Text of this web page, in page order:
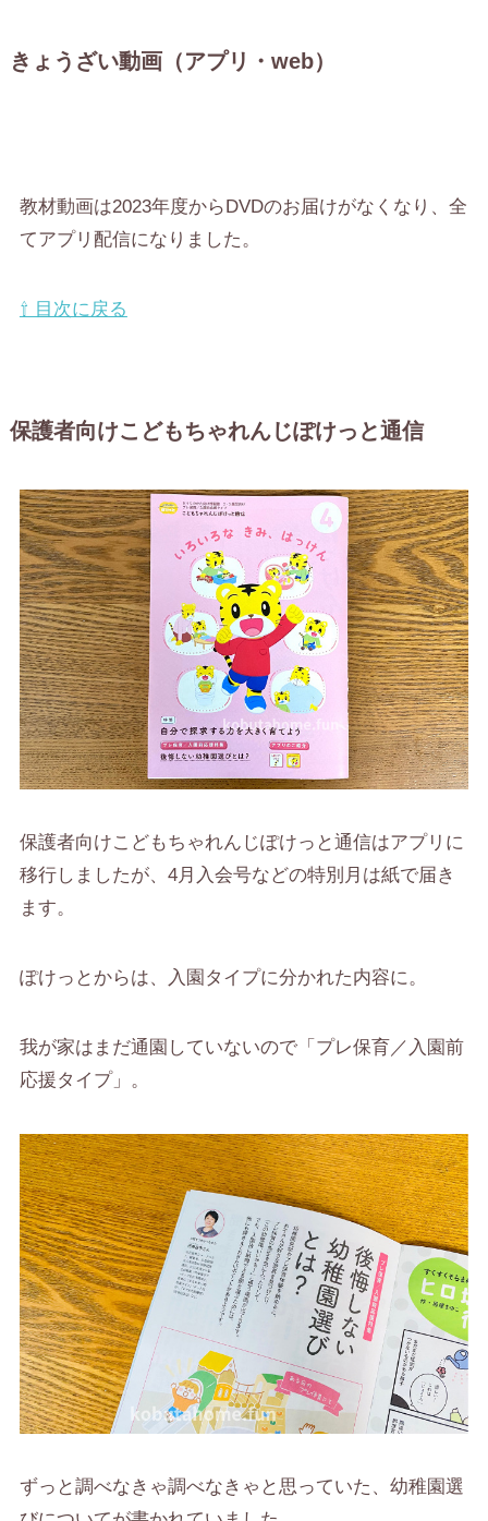
きょうざい動画（アプリ・web）
教材動画は2023年度からDVDのお届けがなくなり、全
てアプリ配信になりました。
⇧ 目次に戻る
保護者向けこどもちゃれんじぽけっと通信
保護者向けこどもちゃれんじぽけっと通信はアプリに
移行しましたが、4月入会号などの特別月は紙で届き
ます。
ぽけっとからは、入園タイプに分かれた内容に。
我が家はまだ通園していないので「プレ保育／入園前
応援タイプ」。
ずっと調べなきゃ調べなきゃと思っていた、幼稚園選